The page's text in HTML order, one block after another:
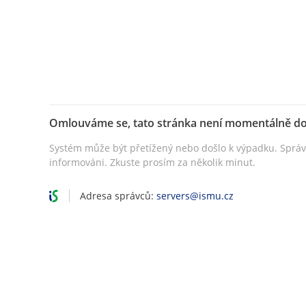
Omlouváme se, tato stránka není momentálně
Systém může být přetížený nebo došlo k výpadku.
informováni. Zkuste prosím za několik minut.
Adresa správců:servers@ismu.cz